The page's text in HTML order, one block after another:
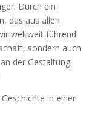
Durch ein
das aus allen
weltweit führend
sondern auch
der Gestaltung
in einer